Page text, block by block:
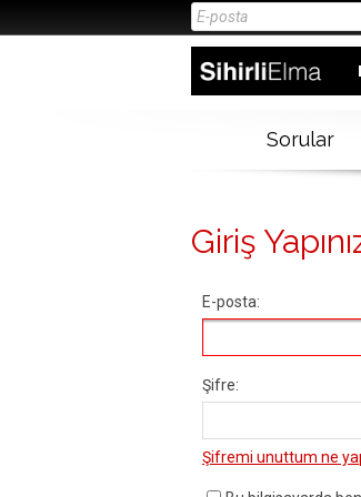
Sorular
Giriş
E-posta:
Şifre:
Şifremi unuttum ne